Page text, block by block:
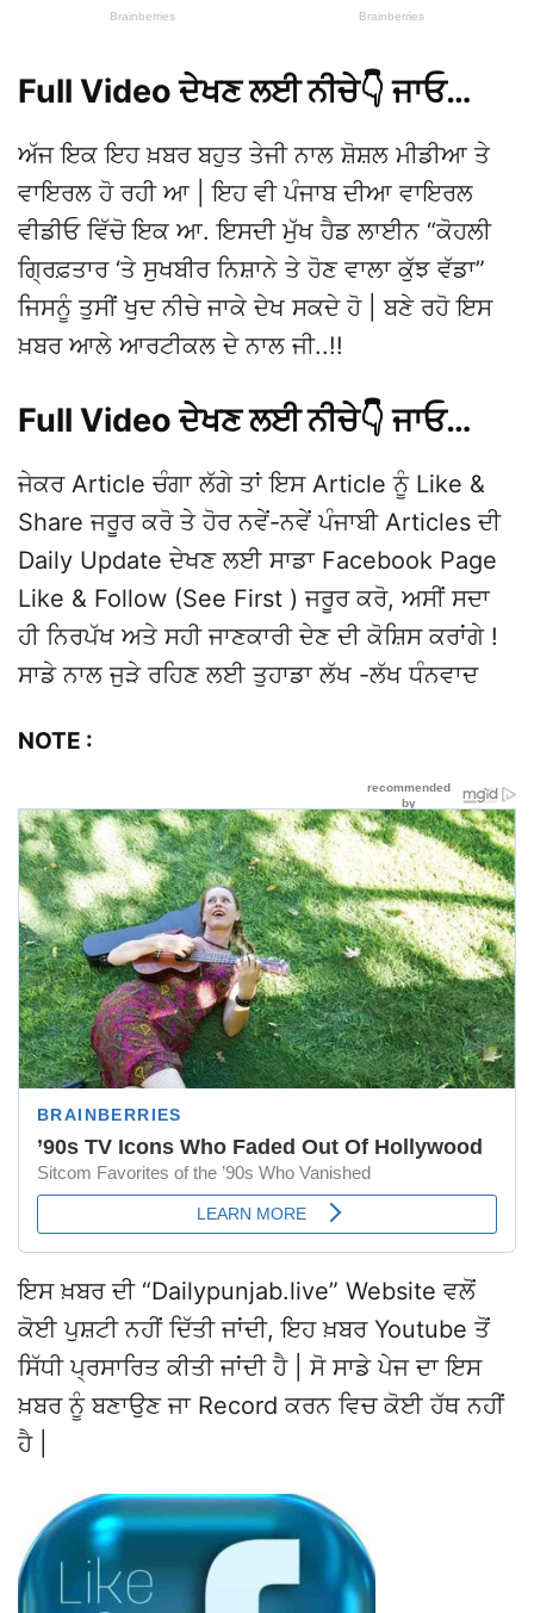
Full Video ਦੇਖਣ ਲਈ ਨੀਚੇ👇 ਜਾਓ…
ਅੱਜ ਇਕ ਇਹ ਖ਼ਬਰ ਬਹੁਤ ਤੇਜੀ ਨਾਲ ਸ਼ੋਸ਼ਲ ਮੀਡੀਆ ਤੇ
ਵਾਇਰਲ ਹੋ ਰਹੀ ਆ | ਇਹ ਵੀ ਪੰਜਾਬ ਦੀਆ ਵਾਇਰਲ
ਵੀਡੀਓ ਵਿੱਚੋ ਇਕ ਆ. ਇਸਦੀ ਮੁੱਖ ਹੈਡ ਲਾਈਨ “ਕੋਹਲੀ
ਗ੍ਰਿਫ਼ਤਾਰ ‘ਤੇ ਸੁਖਬੀਰ ਨਿਸ਼ਾਨੇ ਤੇ ਹੋਣ ਵਾਲਾ ਕੁੱਝ ਵੱਡਾ”
ਜਿਸਨੂੰ ਤੁਸੀਂ ਖੁਦ ਨੀਚੇ ਜਾਕੇ ਦੇਖ ਸਕਦੇ ਹੋ | ਬਣੇ ਰਹੋ ਇਸ
ਖ਼ਬਰ ਆਲੇ ਆਰਟੀਕਲ ਦੇ ਨਾਲ ਜੀ..!!
Full Video ਦੇਖਣ ਲਈ ਨੀਚੇ👇 ਜਾਓ…
ਜੇਕਰ Article ਚੰਗਾ ਲੱਗੇ ਤਾਂ ਇਸ Article ਨੂੰ Like &
Share ਜਰੂਰ ਕਰੋ ਤੇ ਹੋਰ ਨਵੇਂ-ਨਵੇਂ ਪੰਜਾਬੀ Articles ਦੀ
Daily Update ਦੇਖਣ ਲਈ ਸਾਡਾ Facebook Page
Like & Follow (See First ) ਜਰੂਰ ਕਰੋ, ਅਸੀਂ ਸਦਾ
ਹੀ ਨਿਰਪੱਖ ਅਤੇ ਸਹੀ ਜਾਣਕਾਰੀ ਦੇਣ ਦੀ ਕੋਸ਼ਿਸ ਕਰਾਂਗੇ !
ਸਾਡੇ ਨਾਲ ਜੁੜੇ ਰਹਿਣ ਲਈ ਤੁਹਾਡਾ ਲੱਖ -ਲੱਖ ਧੰਨਵਾਦ
NOTE :
ਇਸ ਖ਼ਬਰ ਦੀ “Dailypunjab.live” Website ਵਲੋਂ
ਕੋਈ ਪੁਸ਼ਟੀ ਨਹੀਂ ਦਿੱਤੀ ਜਾਂਦੀ, ਇਹ ਖ਼ਬਰ Youtube ਤੋਂ
ਸਿੱਧੀ ਪ੍ਰਸਾਰਿਤ ਕੀਤੀ ਜਾਂਦੀ ਹੈ | ਸੋ ਸਾਡੇ ਪੇਜ ਦਾ ਇਸ
ਖ਼ਬਰ ਨੂੰ ਬਣਾਉਣ ਜਾ Record ਕਰਨ ਵਿਚ ਕੋਈ ਹੱਥ ਨਹੀਂ
ਹੈ |